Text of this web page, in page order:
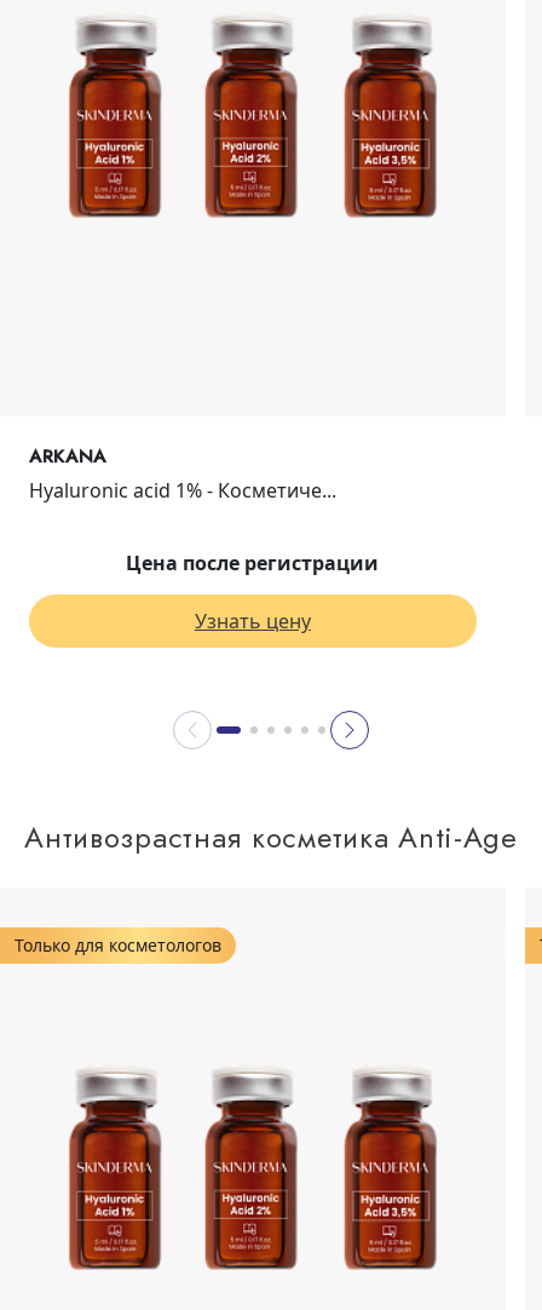
ARKANA
Hyaluronic acid 1% - Косметиче...
Цена после регистрации
Узнать цену
Антивозрастная косметика Anti-Age
Только для косметологов